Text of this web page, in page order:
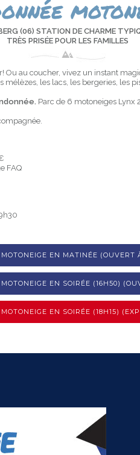
(06) STATION DE CHARME
TRÈS PRISÉE POUR LES FAMILLES
Ou au coucher, vivez un instant
mélèzes, les lacs, les bergeries, les
Parc de 6 motoneiges Lynx
FAQ
EN MATINÉE (OUVERT
EN SOIRÉE (16H50)
EN SOIRÉE (18H15)